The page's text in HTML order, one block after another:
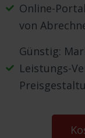
Online-
von
Günstig:
Leistungs-